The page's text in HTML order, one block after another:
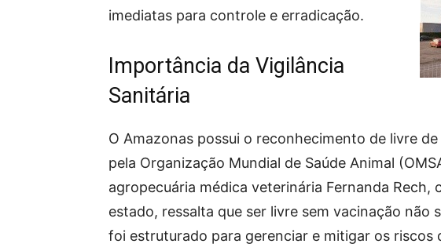
imediatas para controle e erradicação.
Importância da Vigilância
Sanitária
O Amazonas possui o reconhecimento de livre
pela Organização Mundial de Saúde Animal
agropecuária médica veterinária Fernanda Rech,
estado, ressalta que ser livre sem vacinação não
foi estruturado para gerenciar e mitigar os